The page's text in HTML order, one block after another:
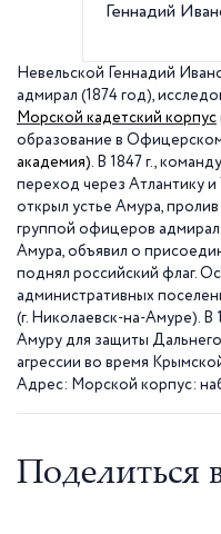
Геннадий
Невельской Геннадий
адмирал (1874 год),
Морской кадетский корпус
образование в
академия). В 1847 г.,
переход через Атлантику
открыл устье Амура,
группой офицеров адмирал
Амура, объявил о
поднял российский флаг.
административных
(г. Николаевск-на-Амуре). В
Амуру для защиты
агрессии во время
Адрес: Морской корпус:
Поделиться